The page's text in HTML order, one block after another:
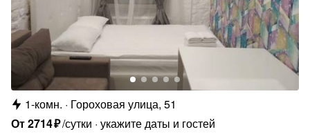
1-комн.
Гороховая улица, 51
От2714₽/сутки укажите даты и гостей